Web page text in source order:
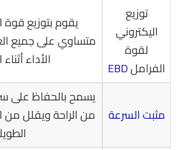
توزيع
اليكتروني
لقوة
الفراملEBD
يقوم بتوزيع
متساوي على جميع
الأداء
مثبت السرعة
يسمح بالحفاظ على
من الراحة ويقلل من